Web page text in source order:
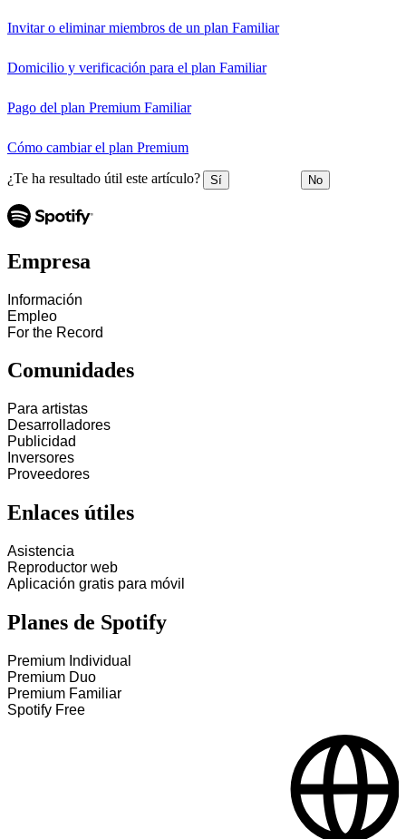
Invitar o eliminar miembros de un plan Familiar
Domicilio y verificación para el plan Familiar
Pago del plan Premium Familiar
Cómo cambiar el plan Premium
¿Te ha resultado útil este artículo? Sí No
Empresa
Información
Empleo
For the Record
Comunidades
Para artistas
Desarrolladores
Publicidad
Inversores
Proveedores
Enlaces útiles
Asistencia
Reproductor web
Aplicación gratis para móvil
Planes de Spotify
Premium Individual
Premium Duo
Premium Familiar
Spotify Free